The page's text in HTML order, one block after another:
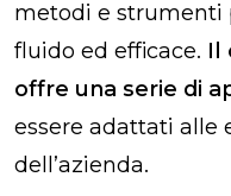
metodi e strumenti
fluido ed efficace. Il
offre una serie di
essere adattati alle
dell’azienda.